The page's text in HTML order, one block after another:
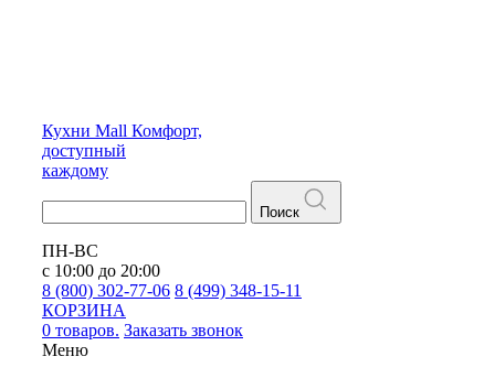
Кухни Mall Комфорт,
доступный
каждому
Поиск
ПН-ВС
с 10:00 до 20:00
8 (800) 302-77-06 8 (499) 348-15-11
КОРЗИНА
0 товаров. Заказать звонок
Меню